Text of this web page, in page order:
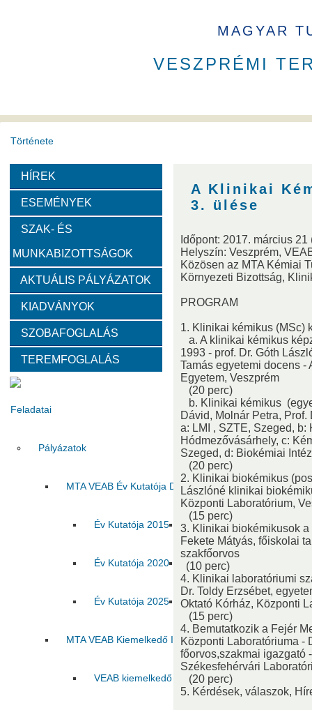
MAGYAR
VESZPRÉMI
Története
A VEAB története
Díjak
Emlékérem Év Kutatója VEAB Kiemelkedő Ifjú
Szervezeti felépítése
Választott vezetők Akadémikusok Nem akadémikus
Tanácskozási jogú tagok SZMSZ Testületek
Feladatai
Pályázatok
MTA VEAB Év Kutatója Díj
Év Kutatója 2015 Év Kutatója 2016 Év
Év Kutatója 2020 Év Kutatója 2021
Év Kutatója 2025 Az MTA VEAB Év Kutatója
MTA VEAB Kiemelkedő Ifjú Kutatója Díj
VEAB kiemelkedő ifjú kutatója 2015
HÍREK
ESEMÉNYEK
SZAK- ÉS
MUNKABIZOTTSÁGOK
AKTUÁLIS PÁLYÁZATOK
KIADVÁNYOK
SZOBAFOGLALÁS
TEREMFOGLALÁS
A Klinikai
3. ülése
Időpont: 2017. március 21
Helyszín: Veszprém,
Közösen az MTA Kémiai
Környezeti Bizottság,
PROGRAM
1. Klinikai kémikus (MSc)
a. A klinikai kémikus
1993 - prof. Dr. Góth
Tamás egyetemi docens
Egyetem, Veszprém
(20 perc)
b. Klinikai kémikus
Dávid, Molnár Petra, Prof.
a: LMI , SZTE, Szeged, b:
Hódmezővásárhely, c:
Szeged, d: Biokémiai
(20 perc)
2. Klinikai biokémikus
Lászlóné klinikai
Központi Laboratórium,
(15 perc)
3. Klinikai biokémikusok
Fekete Mátyás, főiskolai
szakfőorvos
(10 perc)
4. Klinikai laboratóriumi
Dr. Toldy Erzsébet,
Oktató Kórház, Központi
(15 perc)
4. Bemutatkozik a Fejér
Központi Laboratóriuma -
főorvos,szakmai igazgató
Székesfehérvári
(20 perc)
5. Kérdések, válaszok,